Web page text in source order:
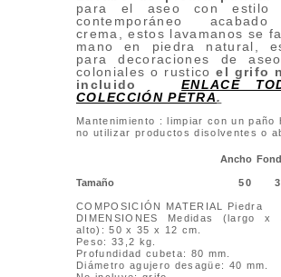
para el aseo con estilo
contemporáneo
crema, estos lavamanos se
mano en piedra natural,
para decoraciones de
coloniales o rusticoel grifo
incluido
ENLACE
COLECCIÓN PETRA.
Mantenimiento : limpiar con un paño
no utilizar productos disolventes o
Ancho
Tamaño 50
COMPOSICIÓN MATERIAL Piedra
DIMENSIONES Medidas (largo x
alto): 50 x 35 x 12 cm.
Peso: 33,2 kg.
Profundidad cubeta: 80 mm.
Diámetro agujero desagüe: 40 mm.